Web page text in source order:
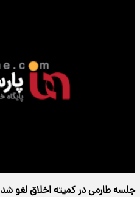
جلسه طارمی در کمیته اخلاق لغو شد